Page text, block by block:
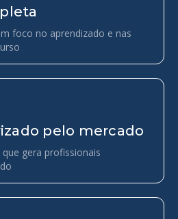
foco no aprendizado e nas
pelo mercado
gera profissionais